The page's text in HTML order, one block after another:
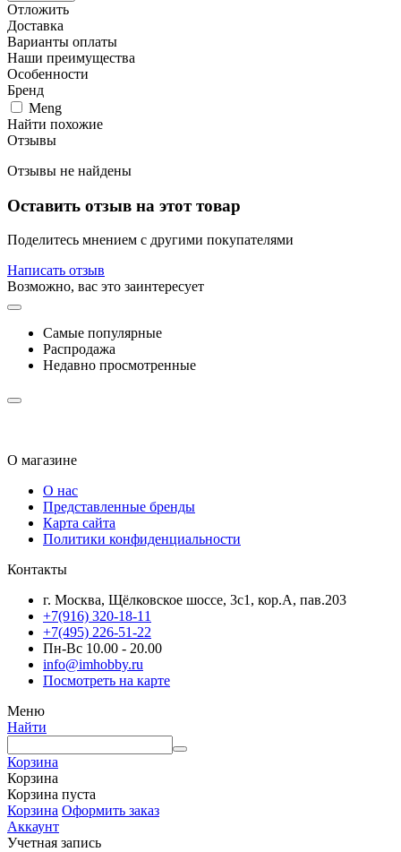
Отложить
Доставка
Варианты оплаты
Наши преимущества
Особенности
Бренд
Meng
Найти похожие
Отзывы
Отзывы не найдены
Оставить отзыв на этот товар
Поделитесь мнением с другими покупателями
Написать отзыв
Возможно, вас это заинтересует
Самые популярные
Распродажа
Недавно просмотренные
О магазине
О нас
Представленные бренды
Карта сайта
Политики конфиденциальности
Контакты
г. Москва, Щёлковское шоссе, 3с1, кор.А, пав.203
+7(916) 320-18-11
+7(495) 226-51-22
Пн-Вс 10.00 - 20.00
info@imhobby.ru
Посмотреть на карте
Меню
Найти
Корзина
Корзина
Корзина пуста
Корзина Оформить заказ
Аккаунт
Учетная запись